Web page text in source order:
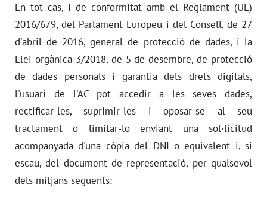
En tot cas, i de conformitat amb el Reglament (UE)
2016/679, del Parlament Europeu i del Consell, de 27
d'abril de 2016, general de protecció de dades, i la
Llei orgànica 3/2018, de 5 de desembre, de protecció
de dades personals i garantia dels drets digitals,
l'usuari de l'AC pot accedir a les seves dades,
rectificar-les, suprimir-les i oposar-se al seu
tractament o limitar-lo enviant una sol·licitud
acompanyada d'una còpia del DNI o equivalent i, si
escau, del document de representació, per qualsevol
dels mitjans següents: